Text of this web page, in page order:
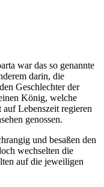
war das so genannte
darin, die
Geschlechter der
König, welche
Lebenszeit regieren
genossen.
und besaßen den
wechselten die
auf die jeweiligen